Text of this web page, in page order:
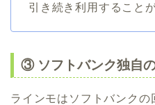
引き続き利用すること
③ ソフトバンク独自
ラインモはソフトバンク